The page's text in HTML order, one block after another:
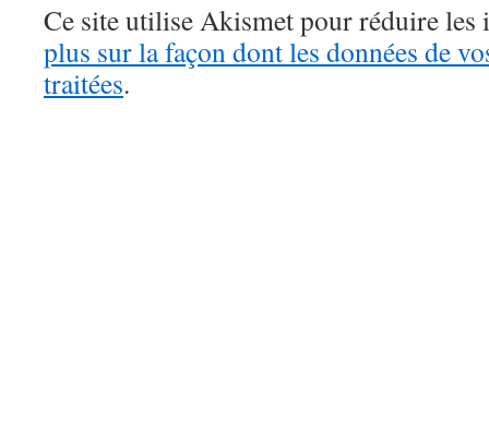
Ce site utilise Akismet pour réduire les
plus sur la façon dont les données de
traitées.